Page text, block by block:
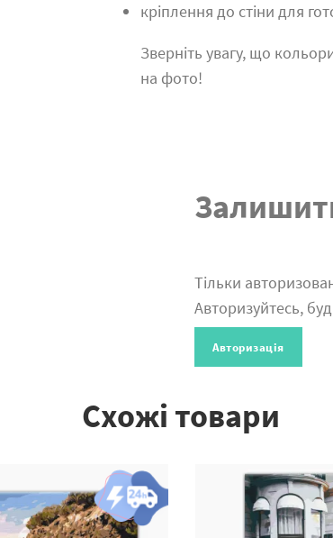
кріплення до стіни для
Зверніть увагу, що
на фото!
Тільки
Авторизуйтесь,
Авторизація
Схожі товари